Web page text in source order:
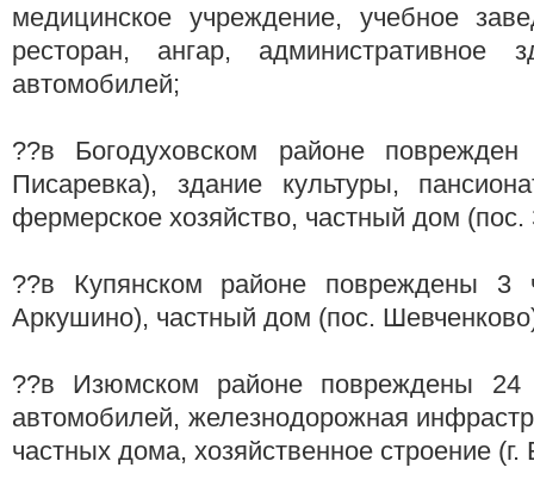
медицинское учреждение, учебное
ресторан, ангар, административное
автомобилей;
??в Богодуховском районе
Писаревка), здание культуры,
фермерское хозяйство, частный дом (пос.
??в Купянском районе повреждены 3
Аркушино), частный дом (пос.
??в Изюмском районе повреждены
автомобилей, железнодорожная
частных дома, хозяйственное строение (г.